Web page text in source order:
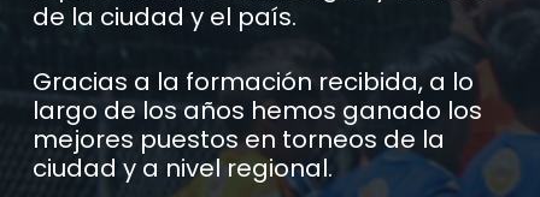
de la ciudad y el país.
Gracias a la formación recibida, a lo
largo de los años hemos ganado los
mejores puestos en torneos de la
ciudad y a nivel regional.